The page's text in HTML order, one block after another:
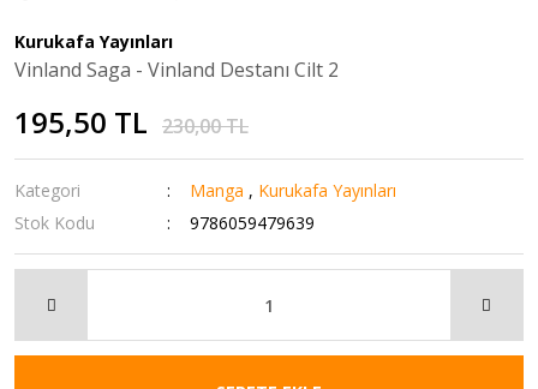
Kurukafa Yayınları
Vinland Saga - Vinland Destanı Cilt 2
195,50 TL 230,00 TL
Kategori Manga , Kurukafa Yayınları
Stok Kodu
9786059479639